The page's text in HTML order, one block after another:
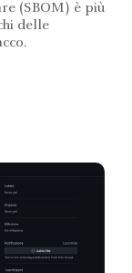
(SBOM) è più
delle